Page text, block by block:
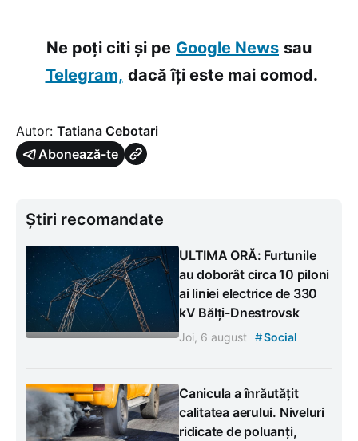
Ne poți citi și pe Google News sau
Telegram, dacă îți este mai comod.
Autor: Tatiana Cebotari
Abonează-te
Știri recomandate
ULTIMA ORĂ: Furtunile
au doborât circa 10 piloni
ai liniei electrice de 330
kV Bălți-Dnestrovsk
Joi, 6 august #Social
Canicula a înrăutățit
calitatea aerului. Niveluri
ridicate de poluanți,